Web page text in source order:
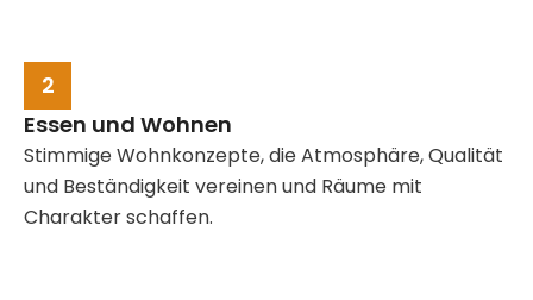
2
Essen und Wohnen
Stimmige Wohnkonzepte, die Atmosphäre, Qualität
und Beständigkeit vereinen und Räume mit
Charakter schaffen.